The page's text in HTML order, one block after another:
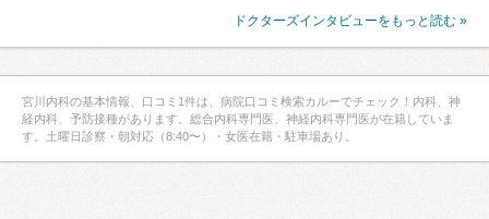
ドクターズインタビューをもっと読む »
宮川内科の基本情報、口コミ1件は、病院口コミ検索カルーでチェック！内科、神
経内科、予防接種があります。総合内科専門医、神経内科専門医が在籍していま
す。土曜日診察・朝対応（8:40〜）・女医在籍・駐車場あり。